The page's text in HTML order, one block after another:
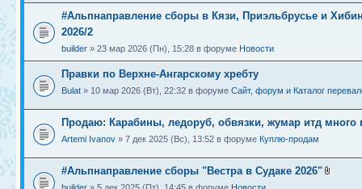
#Альпнаправление сборы в Кязи, Приэльбрусье и
2026/2
builder » 23 мар 2026 (Пн), 15:28 в форуме Новости
Правки по Верхне-Ангарскому хребту
Bulat » 10 мар 2026 (Вт), 22:32 в форуме Сайт, форум и Каталог
Продаю: Карабины, ледоруб, обвязки, жумар итд много
Artemi Ivanov » 7 дек 2025 (Вс), 13:52 в форуме Куплю-продам
#Альпнаправление сборы "Вестра в Судаке 2026"